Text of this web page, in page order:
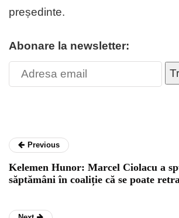
președinte.
Abonare la newsletter:
Previous
Kelemen Hunor: Marcel Ciolacu a
săptămâni în coaliție că se poate